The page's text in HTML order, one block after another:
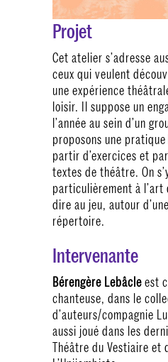
Projet
Cet atelier s’adresse
ceux qui veulent
une expérience
loisir. Il suppose un
l’année au sein d’un
proposons une
partir d’exercices et
textes de théâtre. On
particulièrement à l’art
dire au jeu, autour
répertoire.
Intervenante
Bérengère Lebâcle est
chanteuse, dans le
d’auteurs/compagnie
aussi joué dans les
Théâtre du Vestiaire et